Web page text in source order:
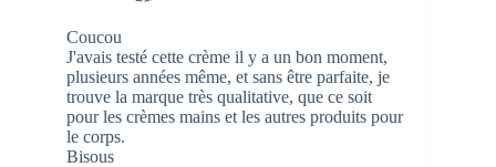
Coucou
J'avais testé cette crème il y a un bon moment,
plusieurs années même, et sans être parfaite, je
trouve la marque très qualitative, que ce soit
pour les crèmes mains et les autres produits pour
le corps.
Bisous